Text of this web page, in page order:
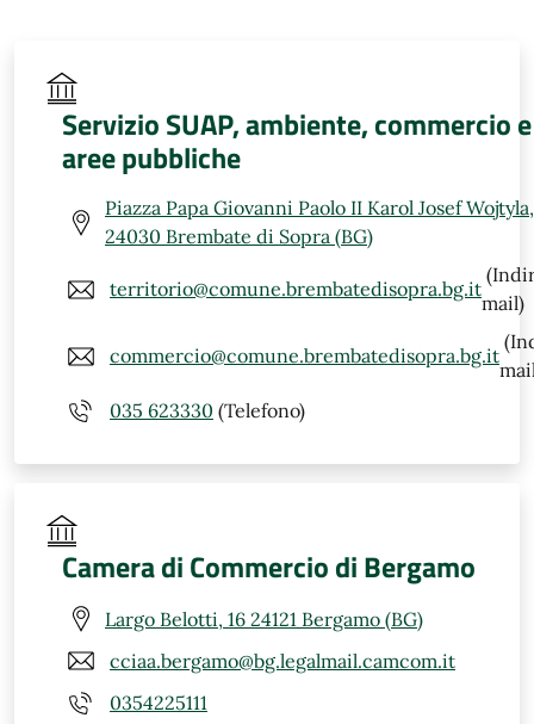
Servizio SUAP, ambiente, commercio e
aree pubbliche
Piazza Papa Giovanni Paolo II Karol Josef
24030 Brembate di Sopra (BG)
territorio@comune.brembatedisopra.bg.it
mail)
commercio@comune.brembatedisopra.bg.it
035 623330 (Telefono)
Camera di Commercio di Bergamo
Largo Belotti, 16 24121 Bergamo (BG)
cciaa.bergamo@bg.legalmail.camcom.it
0354225111